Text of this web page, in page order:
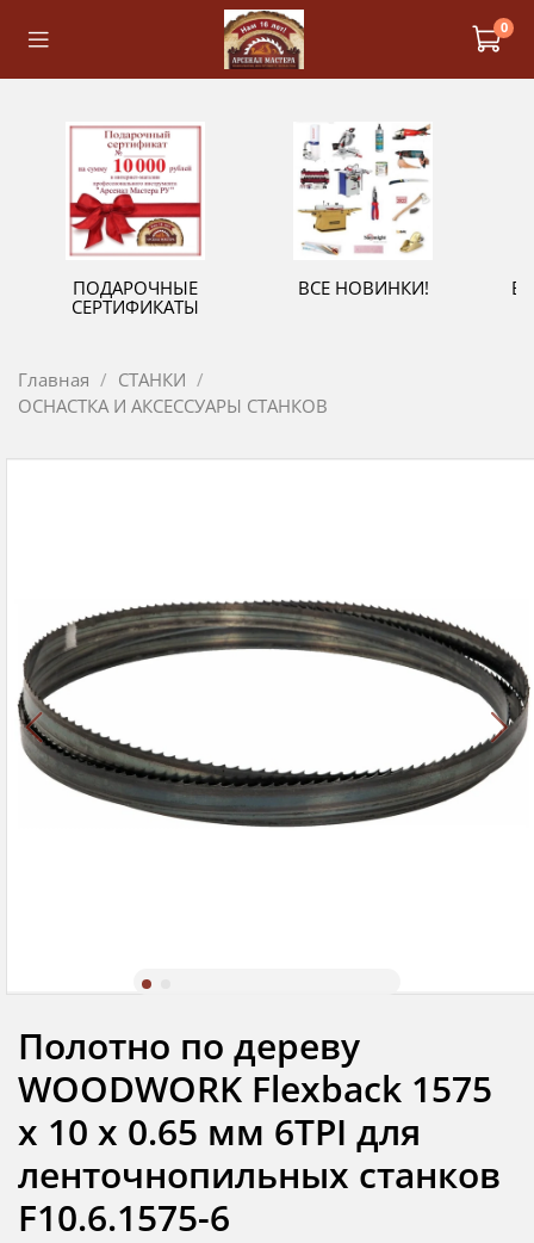
0
ПОДАРОЧНЫЕ
СЕРТИФИКАТЫ
ВСЕ НОВИНКИ!
Главная
СТАНКИ
ОСНАСТКА И АКСЕССУАРЫ СТАНКОВ
Полотно по дереву
WOODWORK Flexback 1575
х 10 х 0.65 мм 6TPI для
ленточнопильных станков
F10.6.1575-6